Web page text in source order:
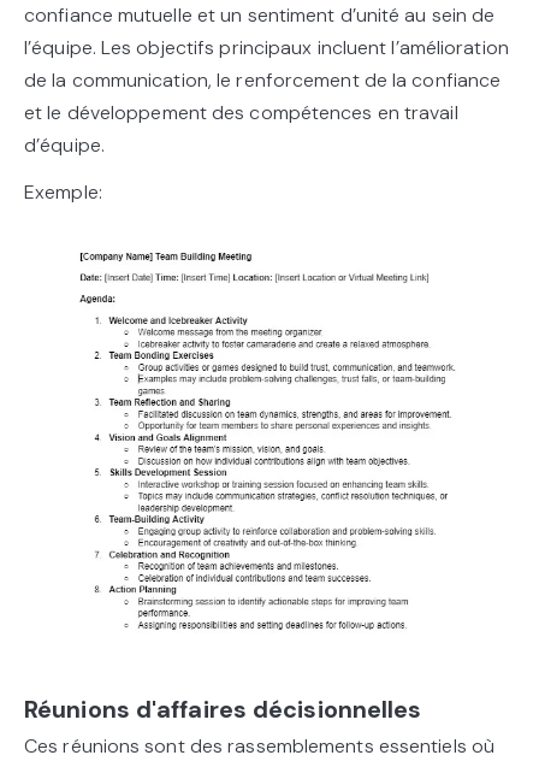
confiance mutuelle et un sentiment d’unité au sein de
l’équipe. Les objectifs principaux incluent l’amélioration
de la communication, le renforcement de la confiance
et le développement des compétences en travail
d’équipe.
Exemple:
Réunions d'affaires décisionnelles
Ces réunions sont des rassemblements essentiels où